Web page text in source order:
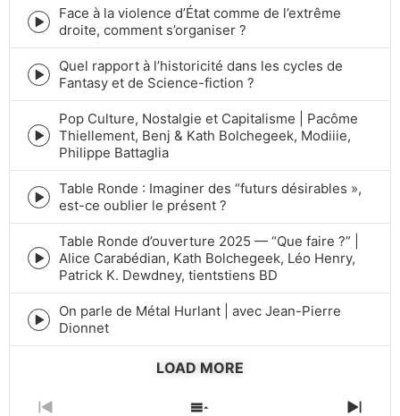
icon
Episode
play
icon
Face à la violence d’État comme de l’extrême
droite, comment s’organiser ?
Episode
play
icon
Quel rapport à l’historicité dans les cycles de
Fantasy et de Science-fiction ?
Episode
play
Pop Culture, Nostalgie et Capitalisme | Pacôme
Thiellement, Benj & Kath Bolchegeek, Modiiie,
Philippe Battaglia
Episode
play
icon
Table Ronde : Imaginer des “futurs désirables »,
est-ce oublier le présent ?
Episode
play
Table Ronde d’ouverture 2025 — “Que faire ?” |
Alice Carabédian, Kath Bolchegeek, Léo Henry,
Patrick K. Dewdney, tientstiens BD
Episode
play
On parle de Métal Hurlant | avec Jean-Pierre
Dionnet
LOAD MORE